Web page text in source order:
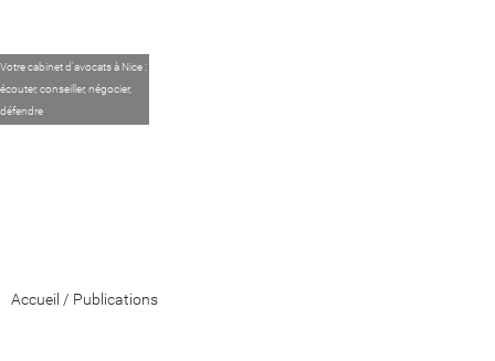
Votre cabinet d'avocats à Nice :
écouter, conseiller, négocier,
défendre
Accueil / Publications